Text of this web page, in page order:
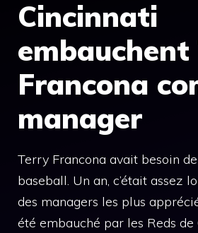
Cincinnati
embauchent
Francona
manager
Terry Francona avait besoin de
baseball. Un an, c’était assez
des managers les plus
été embauché par les Reds de